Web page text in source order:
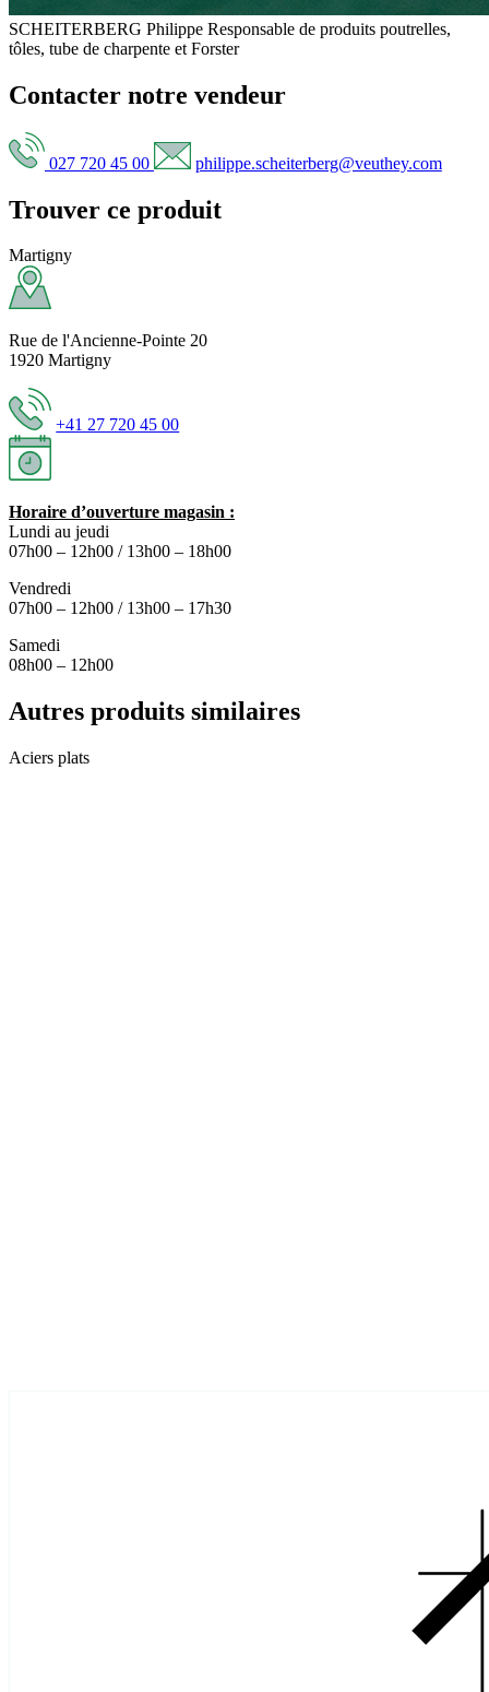
SCHEITERBERG Philippe Responsable de produits poutrelles,
tôles, tube de charpente et Forster
Contacter notre vendeur
027 720 45 00 philippe.scheiterberg@veuthey.com
Trouver ce produit
Martigny
Rue de l'Ancienne-Pointe 20
1920 Martigny
+41 27 720 45 00
Horaire d’ouverture magasin :
Lundi au jeudi
07h00 – 12h00 / 13h00 – 18h00
Vendredi
07h00 – 12h00 / 13h00 – 17h30
Samedi
08h00 – 12h00
Autres produits similaires
Aciers plats